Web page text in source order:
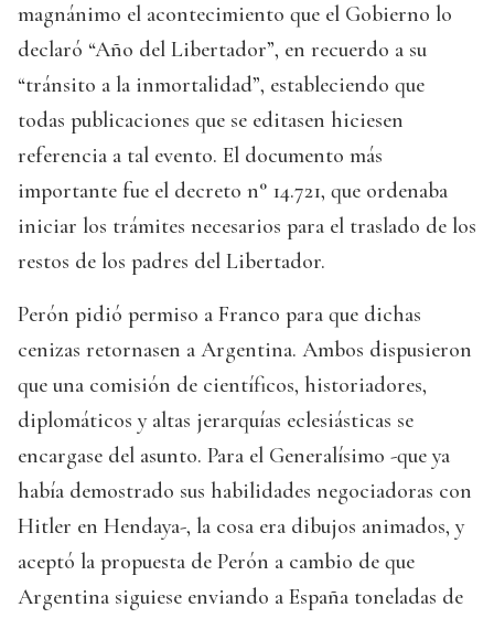
magnánimo el acontecimiento que el Gobierno lo
declaró “Año del Libertador”, en recuerdo a su
“tránsito a la inmortalidad”, estableciendo que
todas publicaciones que se editasen hiciesen
referencia a tal evento. El documento más
importante fue el de­cre­to n° 14.721, que ordenaba
ini­ciar los trámites necesarios para el trasla­do de los
res­tos de los padres del Libertador.
Perón pidió permiso a Franco para que dichas
cenizas retornasen a Argentina. Ambos dispusieron
que una comisión de científicos, historiadores,
diplomáticos y altas jerarquías eclesiásticas se
encargase del asunto. Para el Generalísimo -que ya
había demostrado sus habilidades negociadoras con
Hitler en Hendaya-, la cosa era dibujos animados, y
aceptó la propuesta de Perón a cambio de que
Argentina siguiese enviando a España toneladas de